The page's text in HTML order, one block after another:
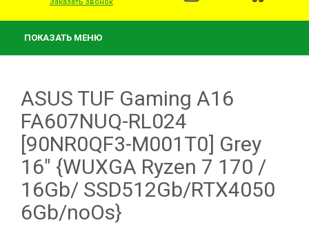
ПОКАЗАТЬ МЕНЮ
ASUS TUF Gaming A16
FA607NUQ-RL024
[90NR0QF3-M001T0] Grey
16" {WUXGA Ryzen 7 170 /
16Gb/ SSD512Gb/RTX4050
6Gb/noOs}